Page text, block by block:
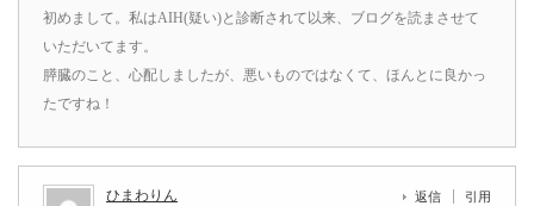
初めまして。私はAIH(疑い)と診断されて以来、ブログを読まさせて
いただいてます。
膵臓のこと、心配しましたが、悪いものではなくて、ほんとに良かっ
たですね！
ひまわりん 返信 引用